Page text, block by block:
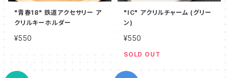
"青春18" 鉄道アクセサリー ア
クリルキーホルダー
¥550
"IC" アクリルチャーム (グリー
ン)
¥550
SOLD OUT